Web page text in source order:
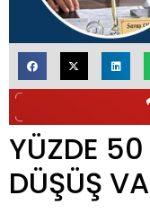
YÜZDE
DÜŞÜŞ